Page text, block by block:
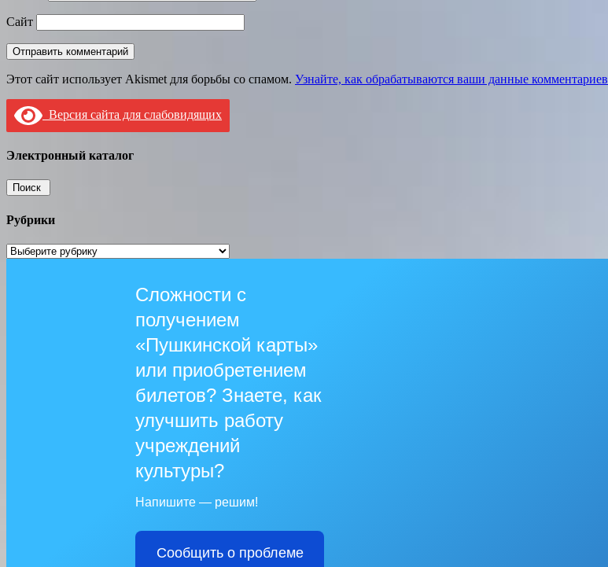
Сайт
Этот сайт использует Akismet для борьбы со спамом. Узнайте, как обрабатываются ваши данные комментариев
Версия сайта для слабовидящих
Электронный каталог
Рубрики
Рубрики
Сложности с
получением
«Пушкинской карты»
или приобретением
билетов? Знаете, как
улучшить работу
учреждений
культуры?
Напишите — решим!
Сообщить о проблеме